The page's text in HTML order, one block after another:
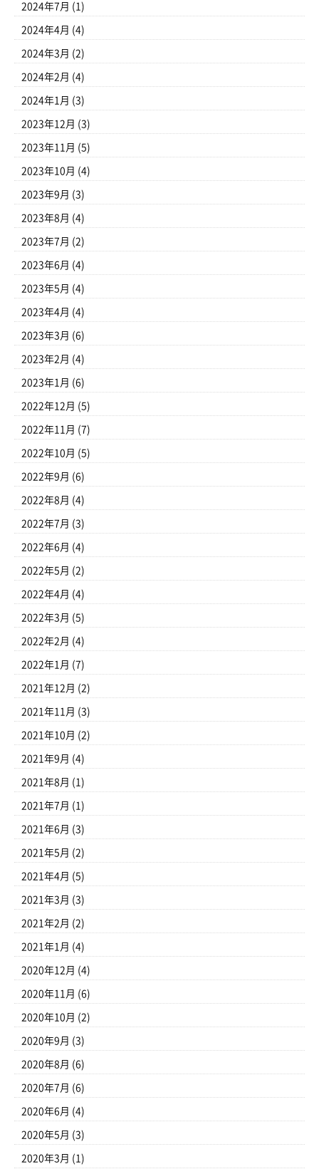
2024年7月 (1)
2024年4月 (4)
2024年3月 (2)
2024年2月 (4)
2024年1月 (3)
2023年12月 (3)
2023年11月 (5)
2023年10月 (4)
2023年9月 (3)
2023年8月 (4)
2023年7月 (2)
2023年6月 (4)
2023年5月 (4)
2023年4月 (4)
2023年3月 (6)
2023年2月 (4)
2023年1月 (6)
2022年12月 (5)
2022年11月 (7)
2022年10月 (5)
2022年9月 (6)
2022年8月 (4)
2022年7月 (3)
2022年6月 (4)
2022年5月 (2)
2022年4月 (4)
2022年3月 (5)
2022年2月 (4)
2022年1月 (7)
2021年12月 (2)
2021年11月 (3)
2021年10月 (2)
2021年9月 (4)
2021年8月 (1)
2021年7月 (1)
2021年6月 (3)
2021年5月 (2)
2021年4月 (5)
2021年3月 (3)
2021年2月 (2)
2021年1月 (4)
2020年12月 (4)
2020年11月 (6)
2020年10月 (2)
2020年9月 (3)
2020年8月 (6)
2020年7月 (6)
2020年6月 (4)
2020年5月 (3)
2020年3月 (1)